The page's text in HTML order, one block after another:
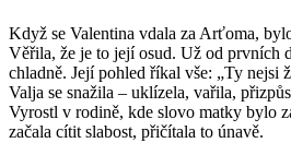
Když se Valentina vdala za Arťoma,
Věřila, že je to její osud. Už od prvních
chladně. Její pohled říkal vše: „Ty nejsi
Valja se snažila – uklízela, vařila,
Vyrostl v rodině, kde slovo matky bylo
začala cítit slabost, přičítala to únavě.